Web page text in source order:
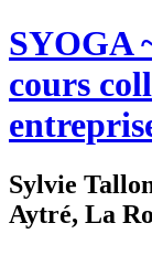
SYOGA
cours
Sylvie
Aytré, La